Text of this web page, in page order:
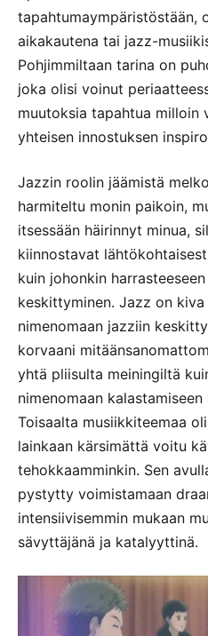
tapahtumaympäristöstään,
aikakautena tai jazz-
Pohjimmiltaan tarina on
joka olisi voinut
muutoksia tapahtua milloin
yhteisen innostuksen
Jazzin roolin jäämistä
harmiteltu monin paikoin,
itsessään häirinnyt minua,
kiinnostavat
kuin johonkin
keskittyminen. Jazz on
nimenomaan jazziin
korvaani
yhtä pliisulta meiningiltä
nimenomaan
Toisaalta musiikkiteemaa
lainkaan kärsimättä voitu
tehokkaamminkin. Sen
pystytty voimistamaan
intensiivisemmin mukaan
sävyttäjänä ja katalyyttinä.